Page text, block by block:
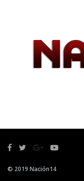
© 2019 Nación14